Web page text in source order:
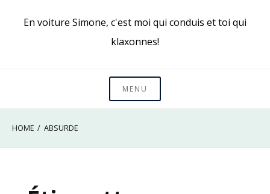
En voiture Simone, c'est moi qui conduis et toi qui
klaxonnes!
MENU
HOME ABSURDE